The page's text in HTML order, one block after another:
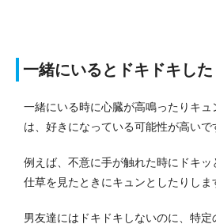
一緒にいるとドキドキし
一緒にいる時に心臓が高鳴ったりキュ
は、好きになっている可能性が高いで
例えば、不意に手が触れた時にドキ
仕草を見たときにキュンとしたりしま
男友達にはドキドキしないのに、特